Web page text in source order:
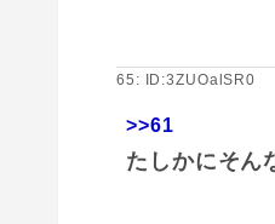
65: ID:3ZUOalSR0
>>61
たしかにそん